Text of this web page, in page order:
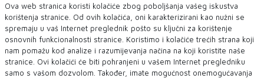
Ova web stranica koristi kolačiće zbog poboljšanja vašeg iskustva
korištenja stranice. Od ovih kolačića, oni karakterizirani kao nužni se
spremaju u vaš Internet preglednik pošto su ključni za korištenje
osnovnih funkcionalnosti stranice. Koristimo i kolačiće trećih strana koji
nam pomažu kod analize i razumijevanja načina na koji koristite naše
stranice. Ovi kolačići će biti pohranjeni u vašem Internet pregledniku
samo s vašom dozvolom. Također, imate mogućnost onemogućavanja
Najnoviji postovi
9 min
Gdje je najveći, a gdje najmanji
minimalac u Europi? Kako stoji BiH u